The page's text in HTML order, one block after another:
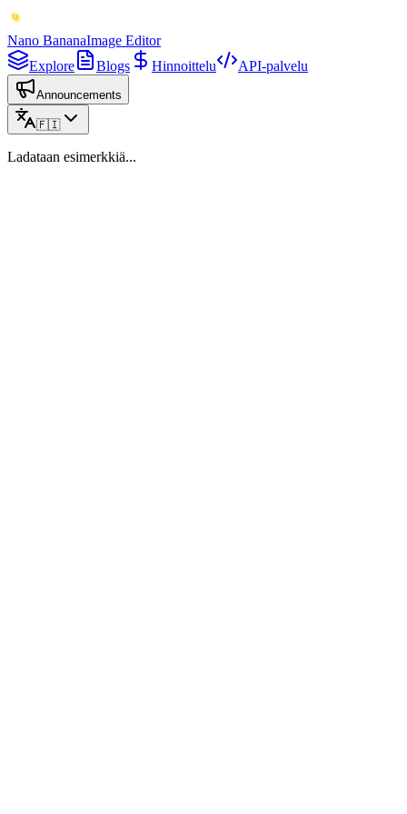
Nano BananaImage Editor
Explore
Blogs Hinnoittelu API-palvelu
Announcements
🇫🇮
Ladataan esimerkkiä...